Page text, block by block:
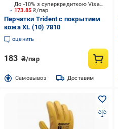
173.85₴/пар
До -10% з суперкредиткою Visa Вигода
Перчатки Trident с покрытием
кожа XL (10) 7810
оценить
183 ₴/пар
Cамовывоз Доставим